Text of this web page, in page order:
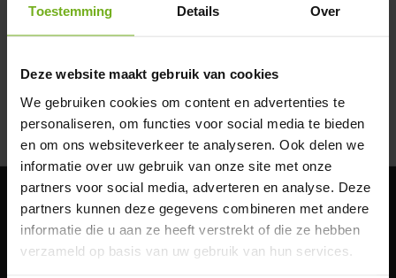
Toestemming Details Over
Deze website maakt gebruik van cookies
We gebruiken cookies om content en advertenties te
personaliseren, om functies voor social media te bieden
en om ons websiteverkeer te analyseren. Ook delen we
informatie over uw gebruik van onze site met onze
partners voor social media, adverteren en analyse. Deze
partners kunnen deze gegevens combineren met andere
informatie die u aan ze heeft verstrekt of die ze hebben
verzameld op basis van uw gebruik van hun services.
Biologisch ontbijtspek van JP
Puurvlees
Begin de dag op een smaakvolle en verantwoorde manier met het
zorgvuldig geselecteerd en afkomstig van varkens die opgroeien in
de vrije natuur van het Vechtdal. Dit spek is een perfecte
toevoeging aan uw ontbijttafel of brunch, en biedt een heerlijk rijke
en volle smaak die alleen ambachtelijk bereid vlees kan bieden.
Traditioneel en ambachtelijk bereid
Het ontbijtspek wordt met zorg bereid in onze eigen worstmakerij.
zorgvuldige droging. Vervolgens wordt het spek op ambachtelijke
Lees meer
Klantenservice
Bio-certificering